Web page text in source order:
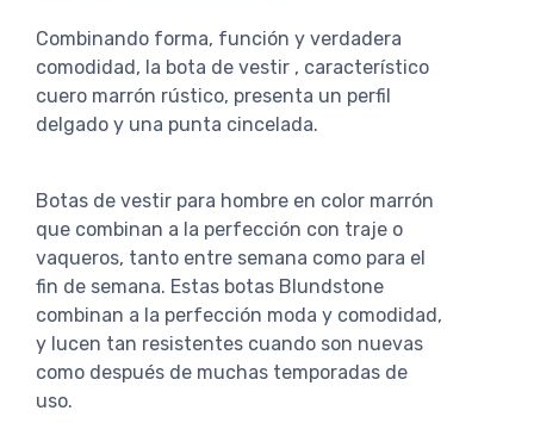
Combinando forma, función y verdadera
comodidad, la bota de vestir , característico
cuero marrón rústico, presenta un perfil
delgado y una punta cincelada.
Botas de vestir para hombre en color marrón
que combinan a la perfección con traje o
vaqueros, tanto entre semana como para el
fin de semana. Estas botas Blundstone
combinan a la perfección moda y comodidad,
y lucen tan resistentes cuando son nuevas
como después de muchas temporadas de
uso.